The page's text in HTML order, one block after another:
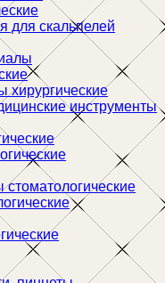
для скальпелей
хирургические
инструменты
стоматологические